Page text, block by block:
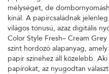
mélységet, de
kínál. A papírcsaládnak
világos tónusú, azaz digitális
Color Style Fresh– Cream
színt hordozó alapanyag,
papír színéhez áll közelebb.
papírokat, az nyugodtan